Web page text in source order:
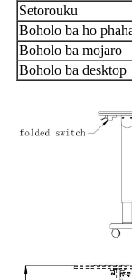
Setorouku
Boholo ba ho
Boholo ba mojaro
Boholo ba desktop